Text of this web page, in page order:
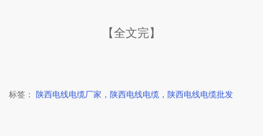
【全文完】
标签： 陕西电线电缆厂家，陕西电线电缆，陕西电线电缆批发